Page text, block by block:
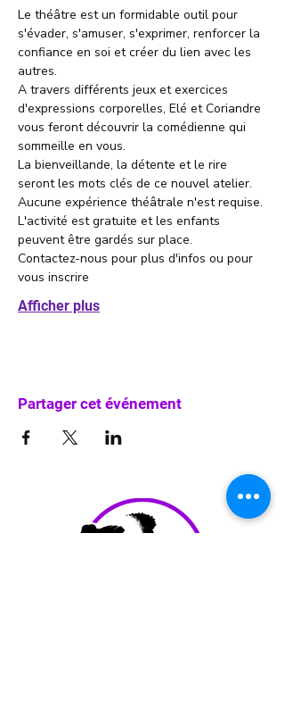
Le théâtre est un formidable outil pour
s'évader, s'amuser, s'exprimer, renforcer la
confiance en soi et créer du lien avec les
autres.
A travers différents jeux et exercices
d'expressions corporelles, Elé et Coriandre
vous feront découvrir la comédienne qui
sommeille en vous.
La bienveillande, la détente et le rire
seront les mots clés de ce nouvel atelier.
Aucune expérience théâtrale n'est requise.
L'activité est gratuite et les enfants
peuvent être gardés sur place.
Contactez-nous pour plus d'infos ou pour
vous inscrire
Afficher plus
Partager cet événement